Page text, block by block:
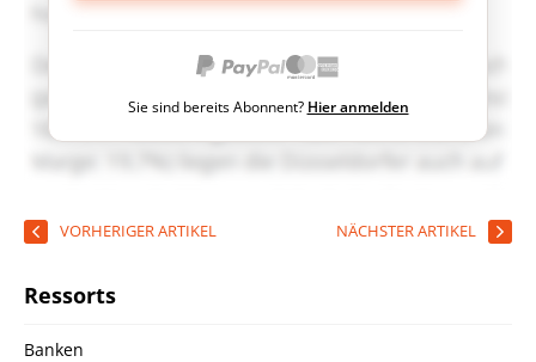
Sie sind bereits Abonnent? Hier anmelden
VORHERIGER ARTIKEL NÄCHSTER ARTIKEL
Ressorts
Banken